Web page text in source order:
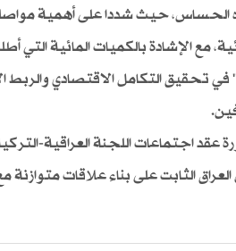
الحساس، حيث شددا على أهمية
مع الإشادة بالكميات المائية التي
تحقيق التكامل الاقتصادي والربط
عقد اجتماعات اللجنة العراقية-
الثابت على بناء علاقات متوازنة